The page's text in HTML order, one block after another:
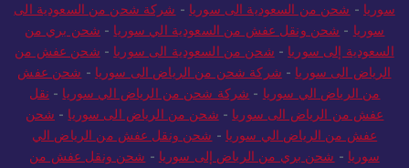
سوريا - شحن من السعودية الى سوريا - شركة شحن من السعودية الى
سوريا - شحن ونقل عفش من السعودية الي سوريا - شحن بري من
السعودية إلى سوريا - شحن من السعودية الى سوريا - شحن عفش من
الرياض الى سوريا - شركة شحن من الرياض الى سوريا - شحن عفش
من الرياض الي سوريا - شركة شحن من الرياض الي سوريا - نقل
عفش من الرياض الى سوريا - شحن من الرياض الى سوريا - شحن
عفش من الرياض الي سوريا - شحن ونقل عفش من الرياض الي
سوريا - شحن بري من الرياض إلى سوريا - شحن ونقل عفش من